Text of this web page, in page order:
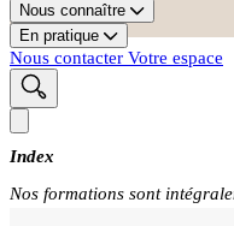
Nous connaître
En pratique
Nous contacter Votre espace
Index
Nos formations sont